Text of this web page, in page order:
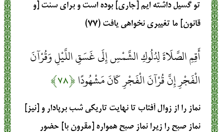
تو گسيل داشته‏ ايم [جارى] بوده است و براى سنت [و
قانون] ما تغييرى نخواهى يافت (۷۷)
أَقِمِ الصَّلَاةَ لِدُلُوكِ الشَّمْسِ إِلَى غَسَقِ اللَّيْلِ وَقُرْآنَ
الْفَجْرِ إِنَّ قُرْآنَ الْفَجْرِ كَانَ مَشْهُودًا﴿۷۸﴾
نماز را از زوال آفتاب تا نهايت تاريكى شب برپادار و [نيز]
نماز صبح را زيرا نماز صبح همواره [مقرون با] حضور